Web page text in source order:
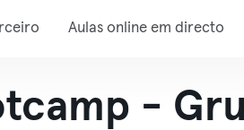
Aulas online em directo
-